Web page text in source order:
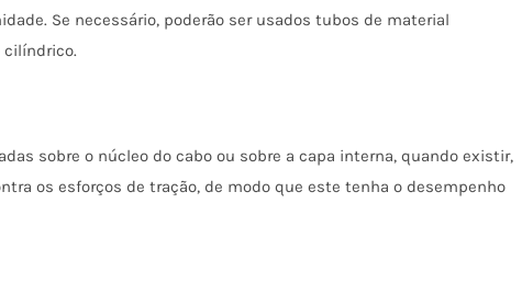
Se necessário, poderão ser usados tubos de material
cilíndrico.
sobre o núcleo do cabo ou sobre a capa interna, quando existir,
os esforços de tração, de modo que este tenha o desempenho